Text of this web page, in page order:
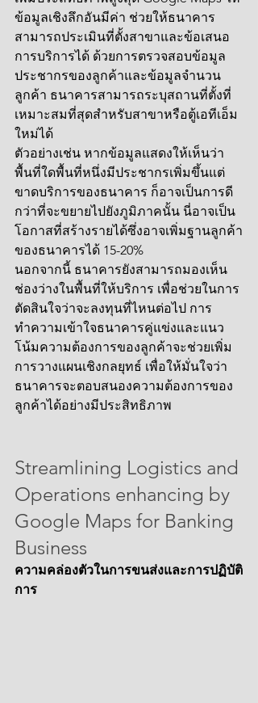
ข้อมูลเชิงลึกอันมีค่า ช่วยให้ธนาคาร
สามารถประเมินที่ตั้งสาขาและข้อเสนอ
การบริการได้ ด้วยการตรวจสอบข้อมูล
ประชากรของลูกค้าและข้อมูลจำนวน
ลูกค้า ธนาคารสามารถระบุสถานที่ตั้งที่
เหมาะสมที่สุดสำหรับสาขาหรือตู้เอทีเอ็ม
ใหม่ได้
ตัวอย่างเช่น หากข้อมูลแสดงให้เห็นว่า
พื้นที่ใดพื้นที่หนึ่งมีประชากรเพิ่มขึ้นแต่
ขาดบริการของธนาคาร ก็อาจเป็นการดี
กว่าที่จะขยายไปยังภูมิภาคนั้น นี่อาจเป็น
โอกาสที่สร้างรายได้ซึ่งอาจเพิ่มฐานลูกค้า
ของธนาคารได้ 15-20%
นอกจากนี้ ธนาคารยังสามารถมองเห็น
ช่องว่างในพื้นที่ให้บริการ เพื่อช่วยในการ
ตัดสินใจว่าจะลงทุนที่ไหนต่อไป การ
ทำความเข้าใจธนาคารคู่แข่งและแนว
โน้มความต้องการของลูกค้าจะช่วยเพิ่ม
การวางแผนเชิงกลยุทธ์ เพื่อให้มั่นใจว่า
ธนาคารจะตอบสนองความต้องการของ
ลูกค้าได้อย่างมีประสิทธิภาพ
Streamlining Logistics and
Operations enhancing by
Google Maps for Banking
Business
ความคล่องตัวในการขนส่งและการปฏิบัติ
การ